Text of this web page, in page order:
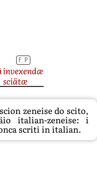
F. P
invexendæ
sciätæ
zeneise do scito,
italian-zeneise: i
scriti in italian.